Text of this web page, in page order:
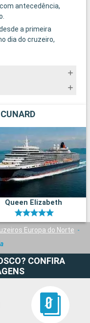
antecedência,
a primeira
dia do cruzeiro,
Queen Elizabeth
Europa do Norte
CONFIRA